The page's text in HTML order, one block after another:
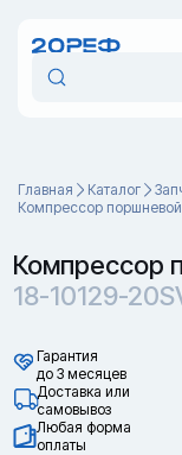
Главная Каталог
Компрессор поршневой
Компрессор
18-10129-
Гарантия
до 3 месяцев
Доставка или
самовывоз
Любая форма
оплаты